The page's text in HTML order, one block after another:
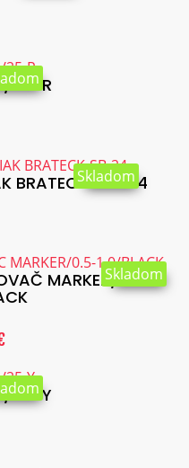
25-R
BRATECK-SB-24
Skladom
MARKER/0.5-
Skladom
25-Y